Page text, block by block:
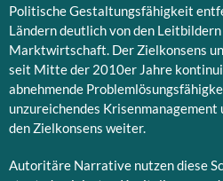
Politische Gestaltungsfähigkeit
Ländern deutlich von den
Marktwirtschaft. Der Zielkonsens
seit Mitte der 2010er Jahre
abnehmende
unzureichendes
den Zielkonsens weiter.
Autoritäre Narrative nutzen diese